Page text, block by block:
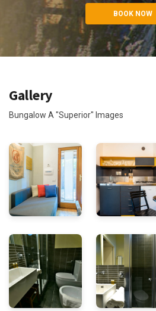
BOOK NOW
Gallery
Bungalow A "Superior" Images